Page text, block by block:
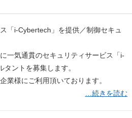
「i-Cybertech」を提供／制御セキュ
一気通貫のセキュリティサービス「i-
ントを募集します。
業様にご利用頂いております。
…続きを読む